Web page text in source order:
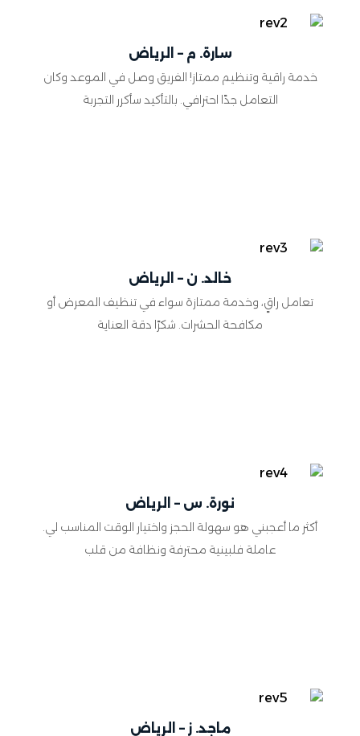
سارة. م – الرياض
خدمة راقية وتنظيم ممتاز! الفريق وصل في الموعد وكان
التعامل جدًا احترافي. بالتأكيد سأكرر التجربة
خالد. ن – الرياض
تعامل راقٍ، وخدمة ممتازة سواء في تنظيف المعرض أو
مكافحة الحشرات. شكرًا دقة العناية
نورة. س – الرياض
أكثر ما أعجبني هو سهولة الحجز واختيار الوقت المناسب لي.
عاملة فلبينية محترفة ونظافة من قلب
ماجد. ز – الرياض